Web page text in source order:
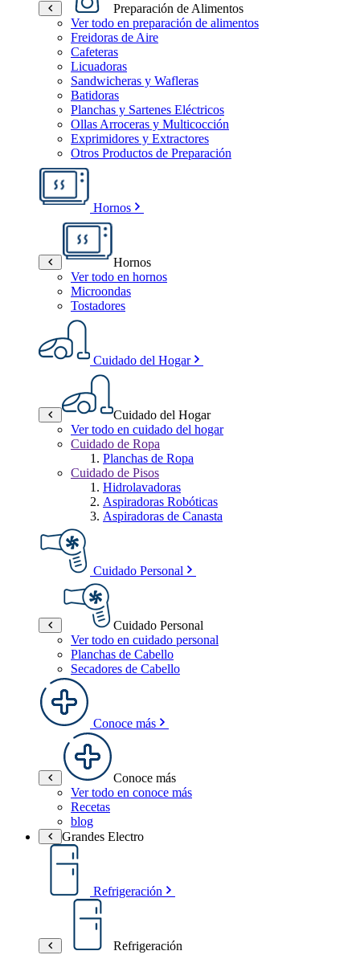
Preparación de Alimentos
Ver todo en preparación de alimentos
Freidoras de Aire
Cafeteras
Licuadoras
Sandwicheras y Wafleras
Batidoras
Planchas y Sartenes Eléctricos
Ollas Arroceras y Multicocción
Exprimidores y Extractores
Otros Productos de Preparación
Hornos
Hornos
Ver todo en hornos
Microondas
Tostadores
Cuidado del Hogar
Cuidado del Hogar
Ver todo en cuidado del hogar
Cuidado de Ropa
Planchas de Ropa
Cuidado de Pisos
Hidrolavadoras
Aspiradoras Robóticas
Aspiradoras de Canasta
Cuidado Personal
Cuidado Personal
Ver todo en cuidado personal
Planchas de Cabello
Secadores de Cabello
Conoce más
Conoce más
Ver todo en conoce más
Recetas
blog
Grandes Electro
Refrigeración
Refrigeración